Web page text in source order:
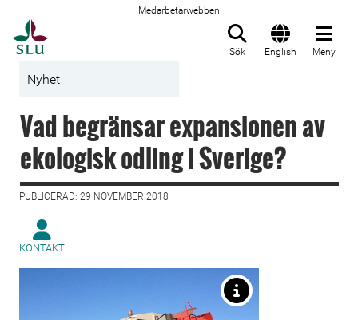
Medarbetarwebben
Sök English Meny
Nyhet
Vad begränsar expansionen av
ekologisk odling i Sverige?
PUBLICERAD: 29 NOVEMBER 2018
KONTAKT